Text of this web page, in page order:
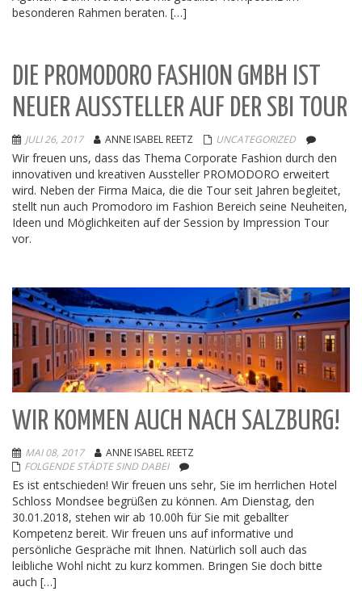
besonderen Rahmen beraten. […]
DIE PROMODORO FASHION GMBH IST
NEUER AUSSTELLER AUF DER SBI TOUR
JULI 26, 2017 ANNE ISABEL REETZ UNCATEGORIZED
Wir freuen uns, dass das Thema Corporate Fashion durch den
innovativen und kreativen Aussteller PROMODORO erweitert
wird. Neben der Firma Maica, die die Tour seit Jahren begleitet,
stellt nun auch Promodoro im Fashion Bereich seine Neuheiten,
Ideen und Möglichkeiten auf der Session by Impression Tour
vor.
WIR KOMMEN AUCH NACH SALZBURG!
MAI 08, 2017
ANNE ISABEL REETZ
FOLGENDE STÄDTE SIND DABEI
Es ist entschieden! Wir freuen uns sehr, Sie im herrlichen Hotel
Schloss Mondsee begrüßen zu können. Am Dienstag, den
30.01.2018, stehen wir ab 10.00h für Sie mit geballter
Kompetenz bereit. Wir freuen uns auf informative und
persönliche Gespräche mit Ihnen. Natürlich soll auch das
leibliche Wohl nicht zu kurz kommen. Bringen Sie doch bitte
auch […]